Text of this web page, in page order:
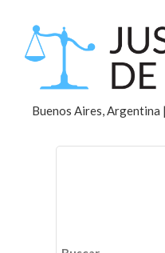
Buenos Aires, Argentina